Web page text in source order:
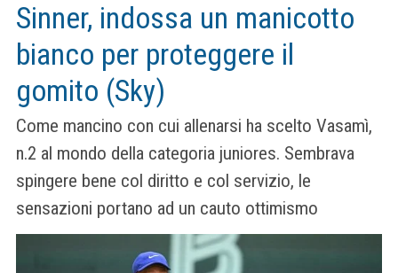
Sinner, indossa un manicotto
bianco per proteggere il
gomito (Sky)
Come mancino con cui allenarsi ha scelto Vasamì,
n.2 al mondo della categoria juniores. Sembrava
spingere bene col diritto e col servizio, le
sensazioni portano ad un cauto ottimismo